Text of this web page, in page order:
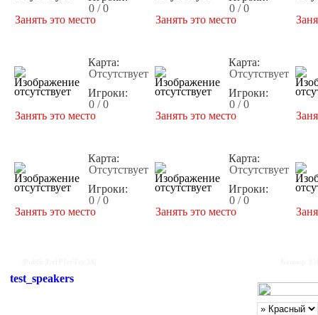
0 / 0
Занять это место
0 / 0
Занять это место
Карта:
Отсутствует
Игроки:
0 / 0
Занять это место
Карта:
Отсутствует
Игроки:
0 / 0
Занять это место
Карта:
Отсутствует
Игроки:
0 / 0
Занять это место
Карта:
Отсутствует
Игроки:
0 / 0
Занять это место
test_speakers